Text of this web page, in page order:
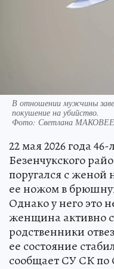
В отношении мужчины
покушение на убийство.
Фото: Светлана
22 мая 2026 года
Безенчукского
поругался с женой
ее ножом в
Однако у него это
женщина активно
родственники
ее состояние
сообщает СУ СК по